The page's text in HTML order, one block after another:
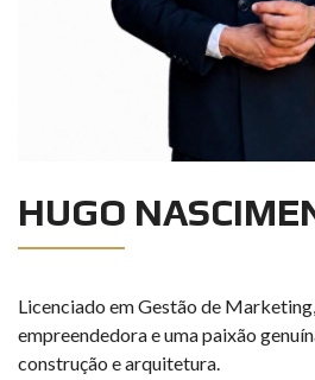
HUGO
Licenciado em Gestão de
empreendedora e uma paixão
construção e arquitetura.